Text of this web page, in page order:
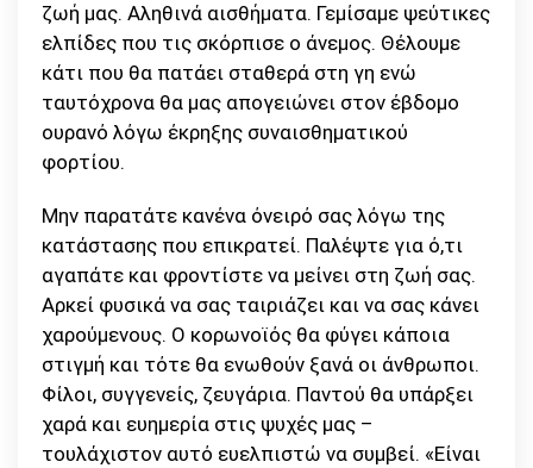
ζωή μας. Αληθινά αισθήματα. Γεμίσαμε ψεύτικες
ελπίδες που τις σκόρπισε ο άνεμος. Θέλουμε
κάτι που θα πατάει σταθερά στη γη ενώ
ταυτόχρονα θα μας απογειώνει στον έβδομο
ουρανό λόγω έκρηξης συναισθηματικού
φορτίου.
Μην παρατάτε κανένα όνειρό σας λόγω της
κατάστασης που επικρατεί. Παλέψτε για ό,τι
αγαπάτε και φροντίστε να μείνει στη ζωή σας.
Αρκεί φυσικά να σας ταιριάζει και να σας κάνει
χαρούμενους. Ο κορωνοϊός θα φύγει κάποια
στιγμή και τότε θα ενωθούν ξανά οι άνθρωποι.
Φίλοι, συγγενείς, ζευγάρια. Παντού θα υπάρξει
χαρά και ευημερία στις ψυχές μας –
τουλάχιστον αυτό ευελπιστώ να συμβεί. «Είναι